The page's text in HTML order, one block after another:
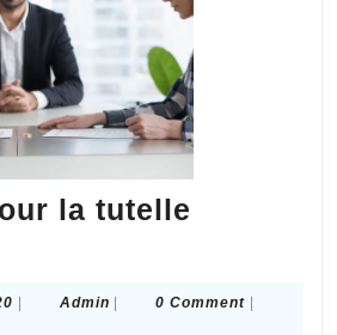
la tutelle
ladécembre
AdminAdmin0 Comment